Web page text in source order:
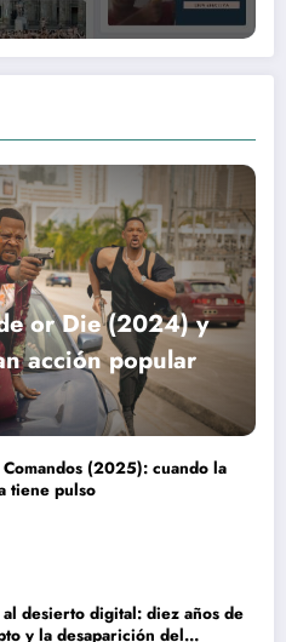
or Die (2024) y
acción popular
(2025): cuando la
tiene pulso
desierto digital: diez años de
y la desaparición del